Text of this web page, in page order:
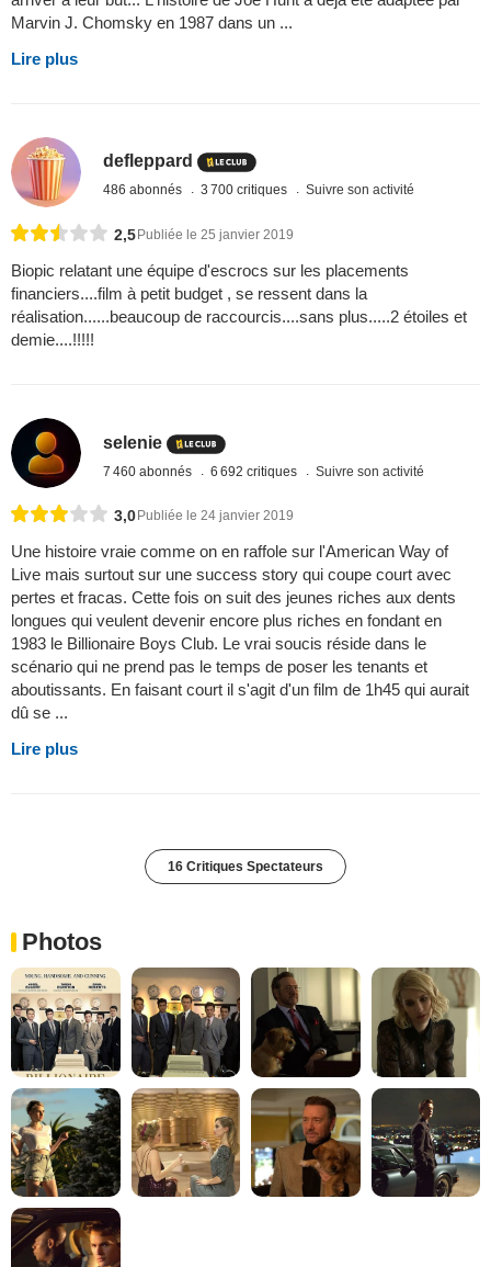
Marvin J. Chomsky en 1987 dans un ...
Lire plus
defleppard
486 abonnés 3 700 critiques Suivre son activité
2,5 Publiée le 25 janvier 2019
Biopic relatant une équipe d'escrocs sur les placements
financiers....film à petit budget , se ressent dans la
réalisation......beaucoup de raccourcis....sans plus.....2 étoiles et
demie....!!!!!
selenie
7 460 abonnés 6 692 critiques Suivre son activité
3,0 Publiée le 24 janvier 2019
Une histoire vraie comme on en raffole sur l'American Way of
Live mais surtout sur une success story qui coupe court avec
pertes et fracas. Cette fois on suit des jeunes riches aux dents
longues qui veulent devenir encore plus riches en fondant en
1983 le Billionaire Boys Club. Le vrai soucis réside dans le
scénario qui ne prend pas le temps de poser les tenants et
aboutissants. En faisant court il s'agit d'un film de 1h45 qui aurait
dû se ...
Lire plus
16 Critiques Spectateurs
Photos